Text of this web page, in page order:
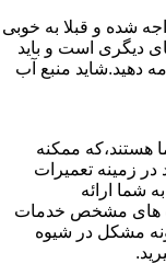
شده و قبلا به خوبی
دیگری است و باید
دهید.شاید منبع آب
هستند،که ممکنه
زمینه تعمیرات
شما ارائه
های مشخص خدمات
مشکل در شیوه